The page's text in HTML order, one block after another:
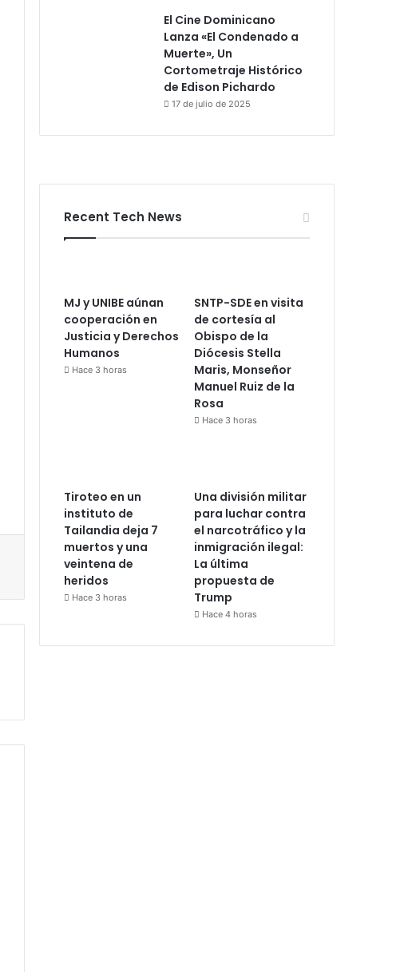
El Cine Dominicano
Lanza «El Condenado a
Muerte», Un
Cortometraje Histórico
de Edison Pichardo
17 de julio de 2025
Recent Tech News
MJ y UNIBE aúnan
cooperación en
Justicia y Derechos
Humanos
Hace 3 horas
SNTP-SDE en visita
de cortesía al
Obispo de la
Diócesis Stella
Maris, Monseñor
Manuel Ruiz de la
Rosa
Hace 3 horas
Tiroteo en un
instituto de
Tailandia deja 7
muertos y una
veintena de
heridos
Hace 3 horas
Una división militar
para luchar contra
el narcotráfico y la
inmigración ilegal:
La última
propuesta de
Trump
Hace 4 horas